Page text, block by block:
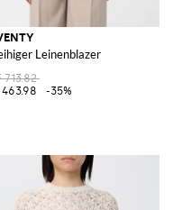
Leinenblazer
713.82
463.98
-35%